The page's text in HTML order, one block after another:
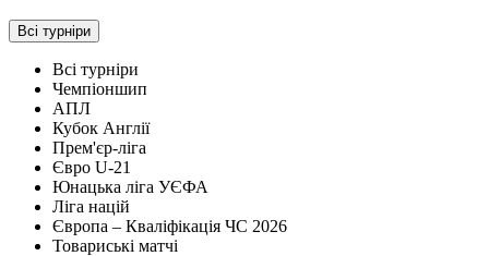
Всі турніри
Всі турніри
Чемпіоншип
АПЛ
Кубок Англії
Прем'єр-ліга
Євро U-21
Юнацька ліга УЄФА
Ліга націй
Європа – Кваліфікація ЧС 2026
Товариські матчі